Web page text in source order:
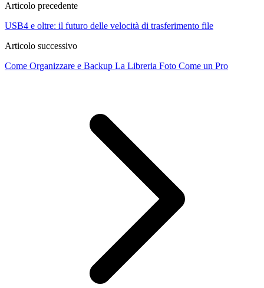
Articolo precedente
USB4 e oltre: il futuro delle velocità di trasferimento file
Articolo successivo
Come Organizzare e Backup La Libreria Foto Come un Pro